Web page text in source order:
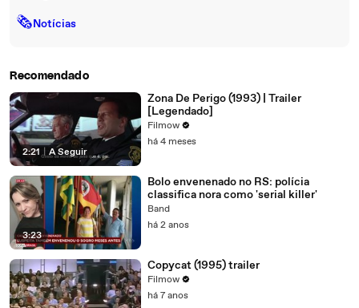
🗞Notícias
Recomendado
2:21 | A Seguir
Zona De Perigo (1993) | Trailer
[Legendado]
Filmow
há 4 meses
3:23
Bolo envenenado no RS: polícia
classifica nora como 'serial killer'
Band
há 2 anos
Copycat (1995) trailer
Filmow
há 7 anos